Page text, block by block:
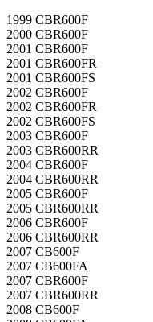
1999 CBR600F
2000 CBR600F
2001 CBR600F
2001 CBR600FR
2001 CBR600FS
2002 CBR600F
2002 CBR600FR
2002 CBR600FS
2003 CBR600F
2003 CBR600RR
2004 CBR600F
2004 CBR600RR
2005 CBR600F
2005 CBR600RR
2006 CBR600F
2006 CBR600RR
2007 CB600F
2007 CB600FA
2007 CBR600F
2007 CBR600RR
2008 CB600F